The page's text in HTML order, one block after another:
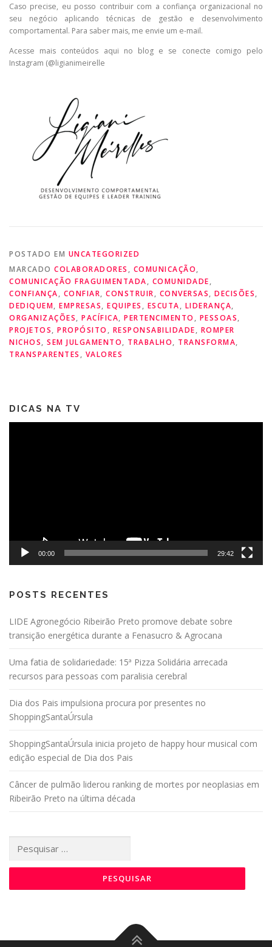
Caso precise, eu posso contribuir com a confiança organizacional no
seu negócio aplicando técnicas de gestão e desenvolvimento
comportamental. Para saber mais, me envie um e-mail.
Acesse mais conteúdos aqui no blog e se conecte comigo pelo
Instagram (@ligianimeirelle
POSTADO EM UNCATEGORIZED
MARCADO COLABORADORES , COMUNICAÇÃO,
COMUNICAÇÃO FRAGUIMENTADA, COMUNIDADE,
CONFIANÇA, CONFIAR, CONSTRUIR, CONVERSAS, DECISÕES,
DEDIQUEM, EMPRESAS, EQUIPES , ESCUTA, LIDERANÇA,
ORGANIZAÇÕES, PACÍFICA, PERTENCIMENTO , PESSOAS,
PROJETOS, PROPÓSITO , RESPONSABILIDADE, ROMPER
NICHOS, SEM JULGAMENTO, TRABALHO, TRANSFORMA,
TRANSPARENTES , VALORES
DICAS NA TV
00:00 29:42
POSTS RECENTES
LIDE Agronegócio Ribeirão Preto promove debate sobre
transição energética durante a Fenasucro & Agrocana
Uma fatia de solidariedade: 15ª Pizza Solidária arrecada
recursos para pessoas com paralisia cerebral
Dia dos Pais impulsiona procura por presentes no
ShoppingSantaÚrsula
ShoppingSantaÚrsula inicia projeto de happy hour musical com
edição especial de Dia dos Pais
Câncer de pulmão liderou ranking de mortes por neoplasias em
Ribeirão Preto na última década
por: